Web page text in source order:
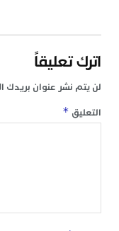
تعليقاً
نشر عنوان بريدك الإلكتروني.